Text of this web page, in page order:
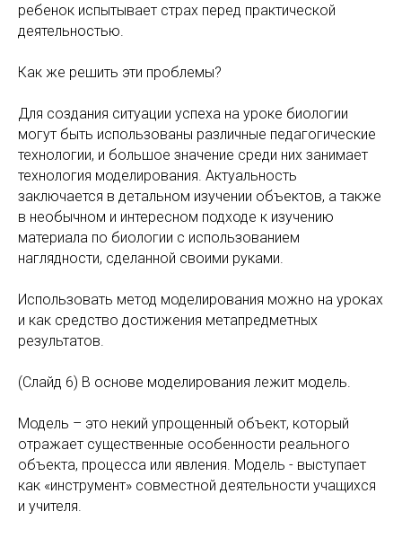
ребенок испытывает страх перед практической
деятельностью.
Как же решить эти проблемы?
Для создания ситуации успеха на уроке биологии
могут быть использованы различные педагогические
технологии, и большое значение среди них занимает
технология моделирования. Актуальность
заключается в детальном изучении объектов, а также
в необычном и интересном подходе к изучению
материала по биологии с использованием
наглядности, сделанной своими руками.
Использовать метод моделирования можно на уроках
и как средство достижения метапредметных
результатов.
(Слайд 6) В основе моделирования лежит модель.
Модель – это некий упрощенный объект, который
отражает существенные особенности реального
объекта, процесса или явления. Модель - выступает
как «инструмент» совместной деятельности учащихся
и учителя.